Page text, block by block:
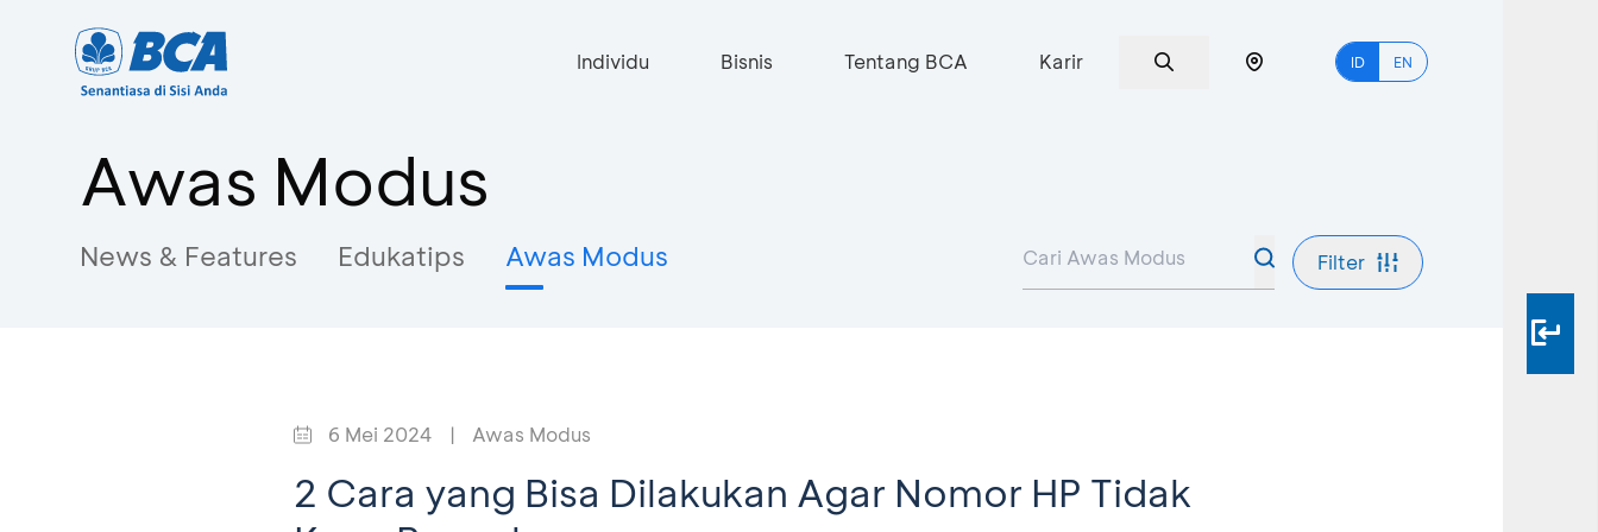
Individu Bisnis Tentang BCA Karir ID EN
Awas Modus
News & Features Edukatips Awas Modus Filter
6 Mei 2024 | Awas Modus
2 Cara yang Bisa Dilakukan Agar Nomor HP Tidak